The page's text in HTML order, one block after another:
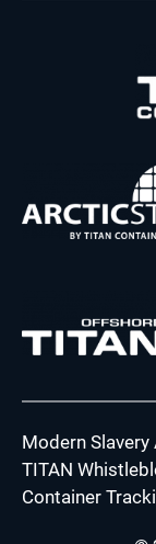
Modern Slavery
TITAN
Container